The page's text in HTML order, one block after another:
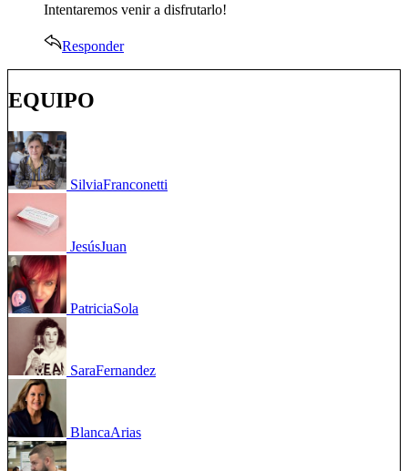
Intentaremos venir a disfrutarlo!
Responder
EQUIPO
SilviaFranconetti
JesúsJuan
PatriciaSola
SaraFernandez
BlancaArias